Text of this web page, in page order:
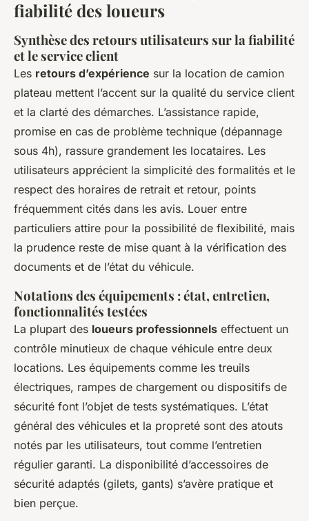
fiabilité des loueurs
Synthèse des retours utilisateurs sur la fiabilité
et le service client
Les retours d’expérience sur la location de camion
plateau mettent l’accent sur la qualité du service client
et la clarté des démarches. L’assistance rapide,
promise en cas de problème technique (dépannage
sous 4h), rassure grandement les locataires. Les
utilisateurs apprécient la simplicité des formalités et le
respect des horaires de retrait et retour, points
fréquemment cités dans les avis. Louer entre
particuliers attire pour la possibilité de flexibilité, mais
la prudence reste de mise quant à la vérification des
documents et de l’état du véhicule.
Notations des équipements : état, entretien,
fonctionnalités testées
La plupart des loueurs professionnels effectuent un
contrôle minutieux de chaque véhicule entre deux
locations. Les équipements comme les treuils
électriques, rampes de chargement ou dispositifs de
sécurité font l’objet de tests systématiques. L’état
général des véhicules et la propreté sont des atouts
notés par les utilisateurs, tout comme l’entretien
régulier garanti. La disponibilité d’accessoires de
sécurité adaptés (gilets, gants) s’avère pratique et
bien perçue.